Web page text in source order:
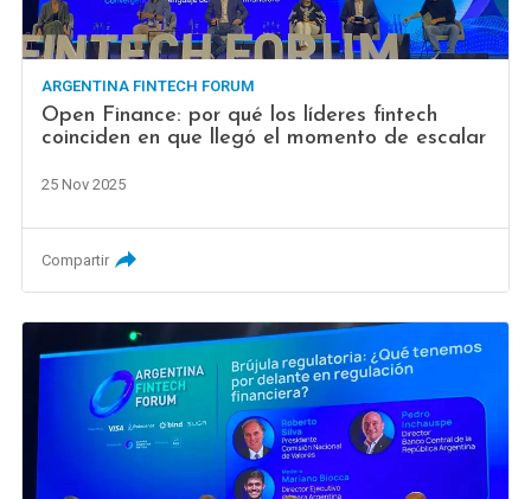
ARGENTINA FINTECH FORUM
Open Finance: por qué los líderes fintech
coinciden en que llegó el momento de escalar
25 Nov 2025
Compartir